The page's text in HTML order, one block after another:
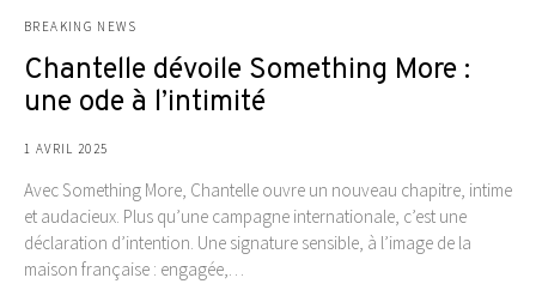
BREAKING NEWS
Chantelle dévoile Something More :
une ode à l’intimité
1 AVRIL 2025
Avec Something More, Chantelle ouvre un nouveau chapitre, intime
et audacieux. Plus qu’une campagne internationale, c’est une
déclaration d’intention. Une signature sensible, à l’image de la
maison française : engagée,…